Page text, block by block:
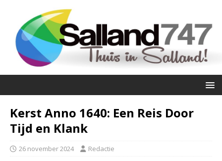
Kerst Anno 1640: Een Reis Door
Tijd en Klank
26 november 2024 Redactie